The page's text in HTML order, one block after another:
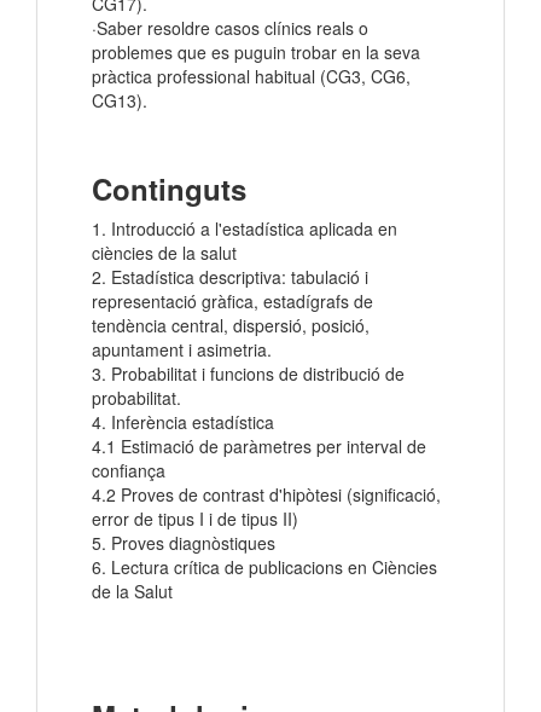
·Saber resoldre casos clínics reals o
problemes que es puguin trobar en la seva
pràctica professional habitual (CG3, CG6,
CG13).
Continguts
1. Introducció a l'estadística aplicada en
ciències de la salut
2. Estadística descriptiva: tabulació i
representació gràfica, estadígrafs de
tendència central, dispersió, posició,
apuntament i asimetria.
3. Probabilitat i funcions de distribució de
probabilitat.
4. Inferència estadística
4.1 Estimació de paràmetres per interval de
confiança
4.2 Proves de contrast d'hipòtesi (significació,
error de tipus I i de tipus II)
5. Proves diagnòstiques
6. Lectura crítica de publicacions en Ciències
de la Salut